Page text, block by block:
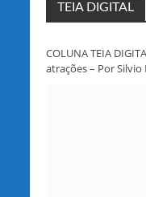
TEIA DIGITAL
COLUNA TEIA
atrações – Por Silvio